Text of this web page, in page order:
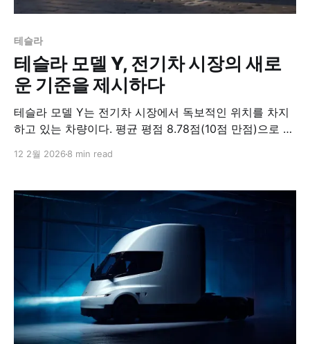
테슬라
테슬라 모델 Y, 전기차 시장의 새로
운 기준을 제시하다
테슬라 모델 Y는 전기차 시장에서 독보적인 위치를 차지
하고 있는 차량이다. 평균 평점 8.78점(10점 만점)으로 높
을 충실히 구현해냈다는 평가를 받고 있다.
12 2월 2026 8 min read